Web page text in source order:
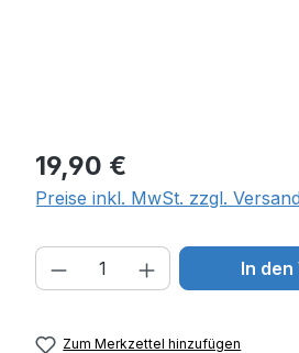
Regulärer Preis:
19,90 €
Preise inkl. MwSt. zzgl.
Produkt Anzahl: Gib
In
Zum Merkzettel hinzufügen